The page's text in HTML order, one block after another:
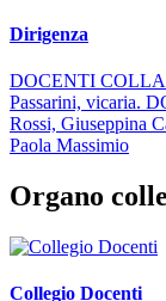
Dirigenza
DOCENTI
Passarini, vicaria.
Rossi, Giuseppina
Paola Massimio
Organo
Collegio Docenti